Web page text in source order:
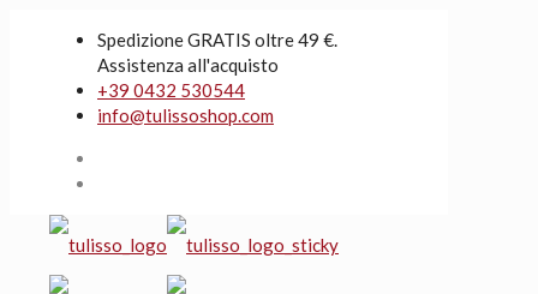
Spedizione GRATIS oltre 49 €.
Assistenza all'acquisto
+39 0432 530544
info@tulissoshop.com